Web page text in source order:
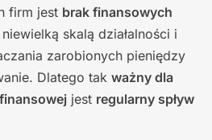
firm jest brak finansowych
skalą działalności i
zarobionych pieniędzy
Dlatego tak ważny dla
jest regularny spływ